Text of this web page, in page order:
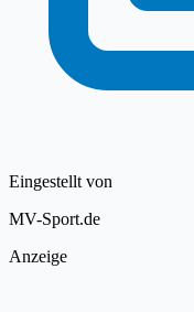
Eingestellt von
MV-Sport.de
Anzeige